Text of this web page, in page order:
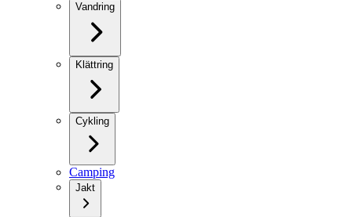
Vandring
Klättring
Cykling
Camping
Jakt